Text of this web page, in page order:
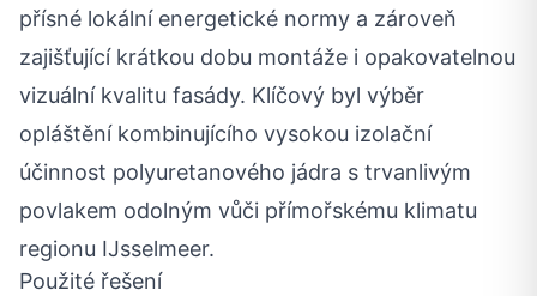
přísné lokální energetické normy a zároveň
zajišťující krátkou dobu montáže i opakovatelnou
vizuální kvalitu fasády. Klíčový byl výběr
opláštění kombinujícího vysokou izolační
účinnost polyuretanového jádra s trvanlivým
povlakem odolným vůči přímořskému klimatu
regionu IJsselmeer.
Použité řešení